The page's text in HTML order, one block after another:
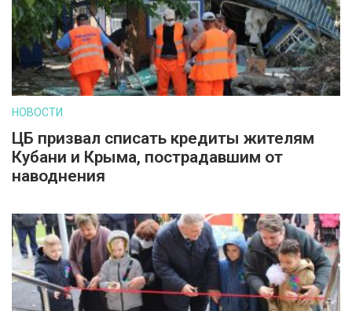
НОВОСТИ
ЦБ призвал списать кредиты жителям
Кубани и Крыма, пострадавшим от
наводнения